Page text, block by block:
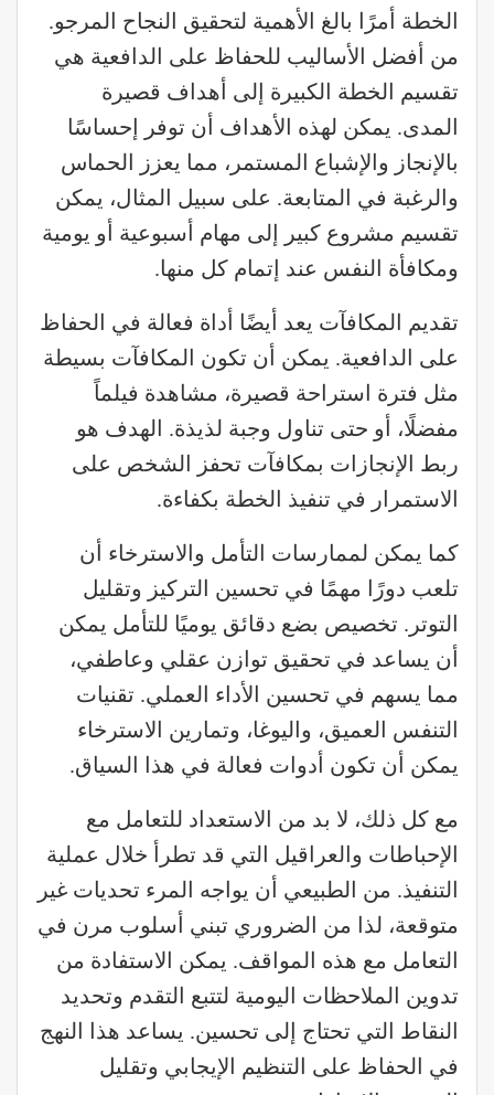
الخطة أمرًا بالغ الأهمية لتحقيق النجاح المرجو.
من أفضل الأساليب للحفاظ على الدافعية هي
تقسيم الخطة الكبيرة إلى أهداف قصيرة
المدى. يمكن لهذه الأهداف أن توفر إحساسًا
بالإنجاز والإشباع المستمر، مما يعزز الحماس
والرغبة في المتابعة. على سبيل المثال، يمكن
تقسيم مشروع كبير إلى مهام أسبوعية أو يومية
ومكافأة النفس عند إتمام كل منها.
تقديم المكافآت يعد أيضًا أداة فعالة في الحفاظ
على الدافعية. يمكن أن تكون المكافآت بسيطة
مثل فترة استراحة قصيرة، مشاهدة فيلماً
مفضلًا، أو حتى تناول وجبة لذيذة. الهدف هو
ربط الإنجازات بمكافآت تحفز الشخص على
الاستمرار في تنفيذ الخطة بكفاءة.
كما يمكن لممارسات التأمل والاسترخاء أن
تلعب دورًا مهمًا في تحسين التركيز وتقليل
التوتر. تخصيص بضع دقائق يوميًا للتأمل يمكن
أن يساعد في تحقيق توازن عقلي وعاطفي،
مما يسهم في تحسين الأداء العملي. تقنيات
التنفس العميق، واليوغا، وتمارين الاسترخاء
يمكن أن تكون أدوات فعالة في هذا السياق.
مع كل ذلك، لا بد من الاستعداد للتعامل مع
الإحباطات والعراقيل التي قد تطرأ خلال عملية
التنفيذ. من الطبيعي أن يواجه المرء تحديات غير
متوقعة، لذا من الضروري تبني أسلوب مرن في
التعامل مع هذه المواقف. يمكن الاستفادة من
تدوين الملاحظات اليومية لتتبع التقدم وتحديد
النقاط التي تحتاج إلى تحسين. يساعد هذا النهج
في الحفاظ على التنظيم الإيجابي وتقليل